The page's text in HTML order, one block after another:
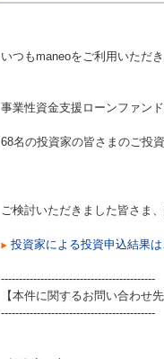
いつもmaneoをご利用いただ
事業性資金支援ローンファン
68名の投資家の皆さまのご投
ご検討いただきました皆さま
投資家による投資申込結果は
-------------------------------------------
【本件に関するお問い合わせ先
-------------------------------------------